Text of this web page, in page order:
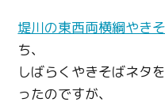
堤川の東西両横綱やき
ち、
しばらくやきそばネタ
ったのですが、